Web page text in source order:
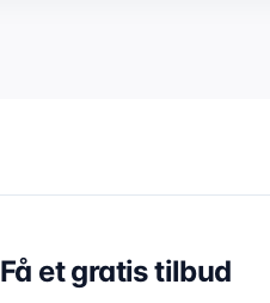
Få et gratis tilbud